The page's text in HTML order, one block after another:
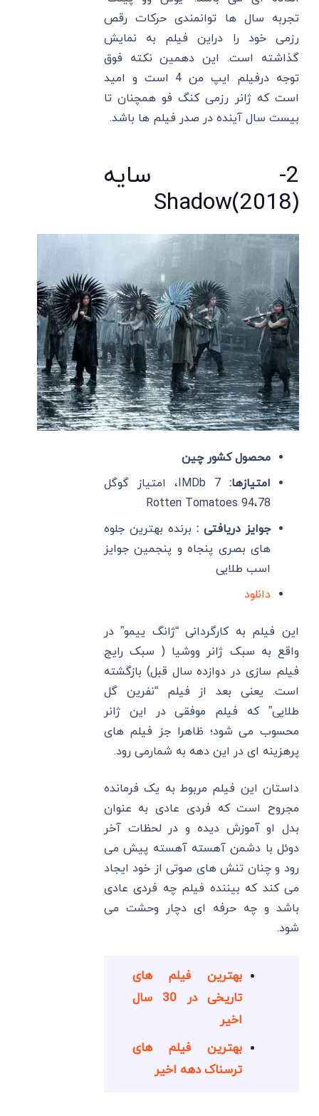
تجربه سال ها توانمندی حرکات رقص
رزمی خود را دراین فیلم به نمایش
گذاشته است. این دهمین نکته فوق
توجه درفیلم ایپ من 4 است و امید
است که ژانر رزمی کنگ فو همچنان تا
بیست سال آینده در صدر فیلم ها باشد.
2- سایه
(2018)Shadow
محصول کشور چین
امتیازها:
IMDb 7، امتیاز گوگل
78،Rotten Tomatoes 94
جوایز دریافتی : برنده بهترین جلوه
های بصری پنجاه و پنجمین جوایز
اسب طلایی
دانلود
این فیلم به کارگردانی “ژانگ ییمو” در
واقع به سبک ژانر ووشیا ( سبک رایج
فیلم سازی در دوازده سال قبل) بازگشته
است. یعنی بعد از فیلم “نفرین گل
طلایی” که فیلم موفقی در این ژانر
محسوب می شود؛ ظاهرا جز فیلم های
پرهزینه ای در این دهه به شمارمی رود.
داستان این فیلم مربوط به یک فرمانده
مجروح است که فردی عادی به عنوان
بدل او آموزش دیده و در لحظات آخر
دوئل با دشمن آهسته آهسته پیش می
رود و چنان تنش های صوتی از خود ایجاد
می کند که بیننده فیلم چه فردی عادی
باشد و چه حرفه ای دچار وحشت می
شود.
بهترین فیلم های
تاریخی در 30 سال
اخیر
بهترین فیلم های
ترسناک دهه اخیر